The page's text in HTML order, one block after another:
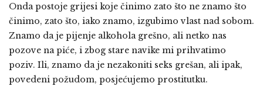
Onda postoje grijesi koje činimo zato što ne znamo što
činimo, zato što, iako znamo, izgubimo vlast nad sobom.
Znamo da je pijenje alkohola grešno, ali netko nas
pozove na piće, i zbog stare navike mi prihvatimo
poziv. Ili, znamo da je nezakoniti seks grešan, ali ipak,
povedeni požudom, posjećujemo prostitutku.